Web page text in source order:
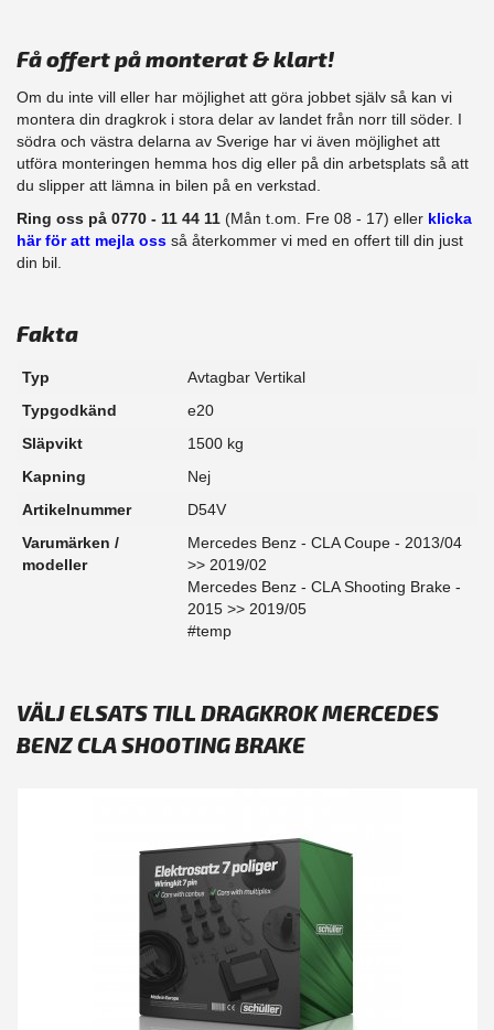
Få offert på monterat & klart!
Om du inte vill eller har möjlighet att göra jobbet själv så kan vi
montera din dragkrok i stora delar av landet från norr till söder. I
södra och västra delarna av Sverige har vi även möjlighet att
​utföra monteringen hemma hos dig eller på din arbetsplats så att
du slipper att lämna in bilen på en verkstad.
Ring oss på 0770 - 11 44 11 (Mån t.om. Fre 08 - 17) eller klicka
här för att mejla oss så återkommer vi med en offert till din just
din bil.
Fakta
Typ
Avtagbar Vertikal
Typgodkänd
e20
Släpvikt
1500 kg
Kapning
Nej
Artikelnummer
D54V
Varumärken /
modeller
Mercedes Benz - CLA Coupe - 2013/04
>> 2019/02
Mercedes Benz - CLA Shooting Brake -
2015 >> 2019/05
#temp
VÄLJ ELSATS TILL DRAGKROK MERCEDES
BENZ CLA SHOOTING BRAKE